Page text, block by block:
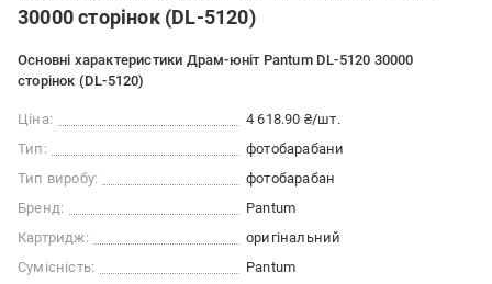
30000 сторінок (DL-5120)
Основні характеристики Драм-юніт Pantum DL-5120 30000
сторінок (DL-5120)
Ціна:
4 618.90 ₴/шт.
Тип:
фотобарабани
Тип виробу:
фотобарабан
Бренд:
Pantum
Картридж:
оригінальний
Сумісність:
Pantum